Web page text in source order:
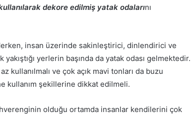
dekore edilmiş yatak odalarını
insan üzerinde sakinleştirici, dinlendirici ve
yerlerin başında da yatak odası gelmektedir.
kullanılmalı ve çok açık mavi tonları da buzu
kullanım şekillerine dikkat edilmeli.
olduğu ortamda insanlar kendilerini çok